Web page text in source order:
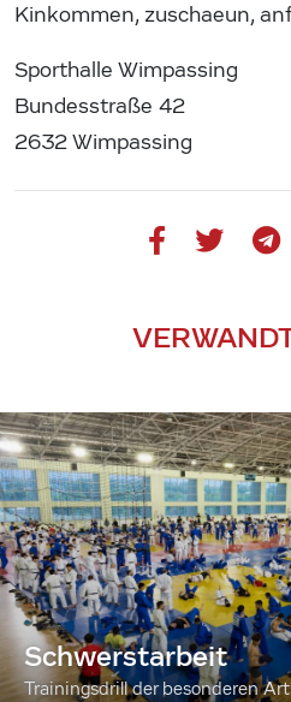
Kinkommen, zuschaeun,
Sporthalle Wimpassing
Bundesstraße 42
2632 Wimpassing
Schwerstarbeit
Trainingsdrill der besonderen